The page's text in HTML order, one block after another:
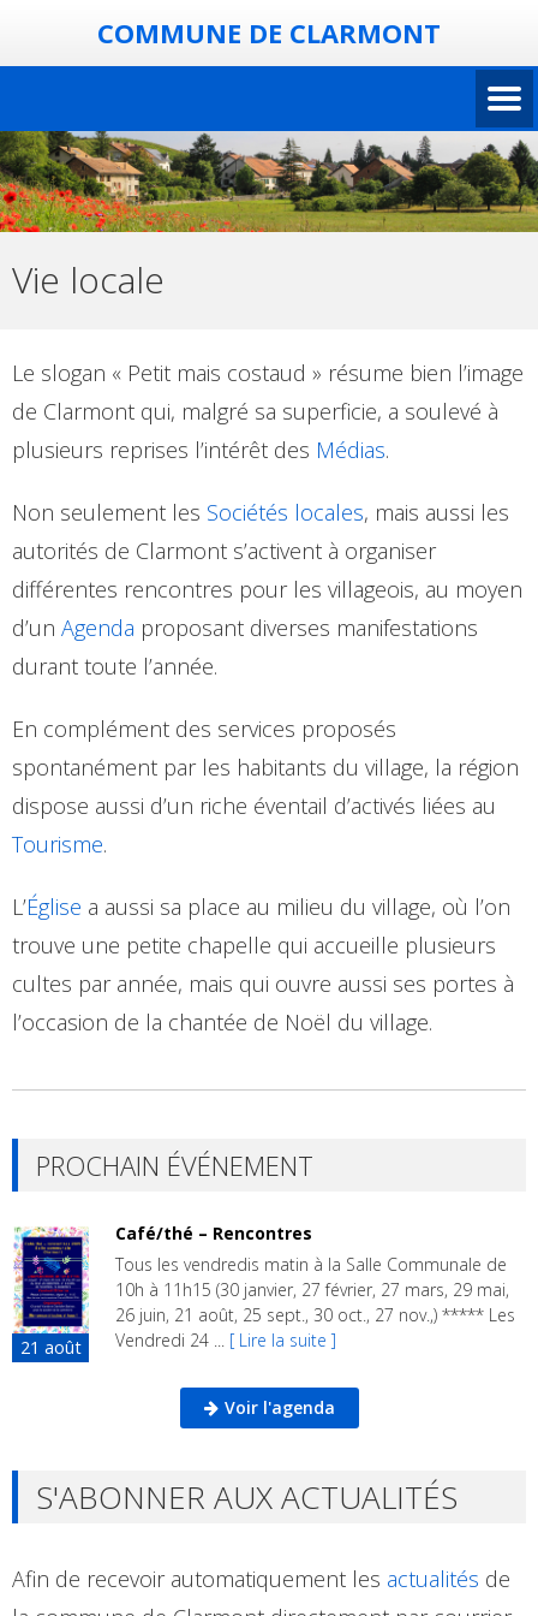
COMMUNE DE CLARMONT
Vie locale
Le slogan « Petit mais costaud » résume bien l’image
de Clarmont qui, malgré sa superficie, a soulevé à
plusieurs reprises l’intérêt des Médias.
Non seulement les Sociétés locales, mais aussi les
autorités de Clarmont s’activent à organiser
différentes rencontres pour les villageois, au moyen
d’un Agenda proposant diverses manifestations
durant toute l’année.
En complément des services proposés
spontanément par les habitants du village, la région
dispose aussi d’un riche éventail d’activés liées au
Tourisme.
L’Église a aussi sa place au milieu du village, où l’on
trouve une petite chapelle qui accueille plusieurs
cultes par année, mais qui ouvre aussi ses portes à
l’occasion de la chantée de Noël du village.
PROCHAIN ÉVÉNEMENT
21 août
Café/thé – Rencontres
Tous les vendredis matin à la Salle Communale de
10h à 11h15 (30 janvier, 27 février, 27 mars, 29 mai,
26 juin, 21 août, 25 sept., 30 oct., 27 nov.,) ***** Les
Vendredi 24 ... [ Lire la suite ]
Voir l'agenda
S'ABONNER AUX ACTUALITÉS
Afin de recevoir automatiquement les actualités de